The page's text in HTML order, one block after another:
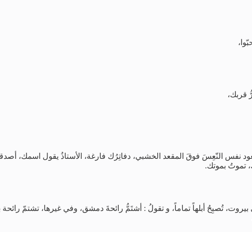
قربك،
نفس النّعِسَ فوقَ المقعد الخشبي، دفاتِرُك فارغة، الأستاذُ يقول اسمك،
تموتُ بموتك.
بيروت، تُصبِحُ أبلهاً تماماً، و تقولُ : أشتَمُّ رائحةَ دمشق، وفي غيرها، تشتمّ